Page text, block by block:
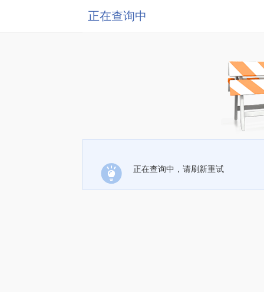
正在查询中
正在查询中，请刷新重试